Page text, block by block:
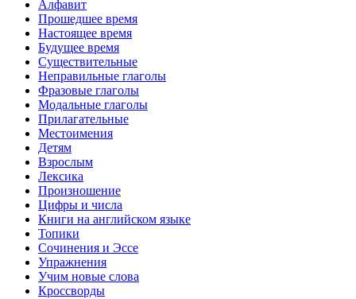
Алфавит
Прошедшее время
Настоящее время
Будущее время
Существительные
Неправильные глаголы
Фразовые глаголы
Модальные глаголы
Прилагательные
Местоимения
Детям
Взрослым
Лексика
Произношение
Цифры и числа
Книги на английском языке
Топики
Сочинения и Эссе
Упражнения
Учим новые слова
Кроссворды